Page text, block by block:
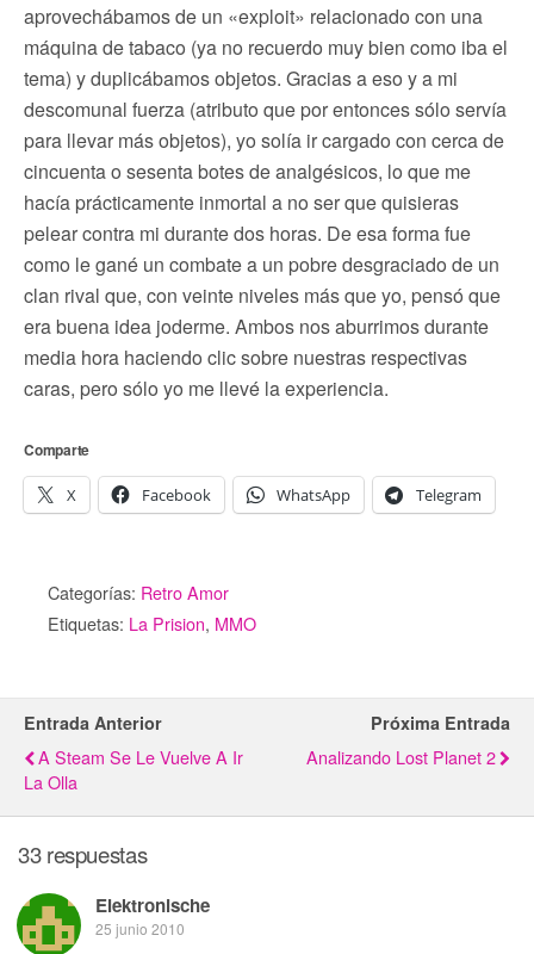
aprovechábamos de un «exploit» relacionado con una
máquina de tabaco (ya no recuerdo muy bien como iba el
tema) y duplicábamos objetos. Gracias a eso y a mi
descomunal fuerza (atributo que por entonces sólo servía
para llevar más objetos), yo solía ir cargado con cerca de
cincuenta o sesenta botes de analgésicos, lo que me
hacía prácticamente inmortal a no ser que quisieras
pelear contra mi durante dos horas. De esa forma fue
como le gané un combate a un pobre desgraciado de un
clan rival que, con veinte niveles más que yo, pensó que
era buena idea joderme. Ambos nos aburrimos durante
media hora haciendo clic sobre nuestras respectivas
caras, pero sólo yo me llevé la experiencia.
Comparte
X Facebook WhatsApp Telegram
Categorías: Retro Amor
Etiquetas: La Prision, MMO
Entrada Anterior
A Steam Se Le Vuelve A Ir
La Olla
Próxima Entrada
Analizando Lost Planet 2
33 respuestas
Elektronische
25 junio 2010